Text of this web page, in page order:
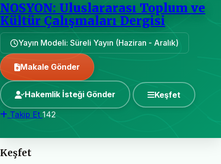
NOSYON: Uluslararası Toplum ve
Kültür Çalışmaları Dergisi
Yayın Modeli: Süreli Yayın (Haziran - Aralık)
Makale Gönder
Hakemlik İsteği Gönder Keşfet
Takip Et 142
Keşfet